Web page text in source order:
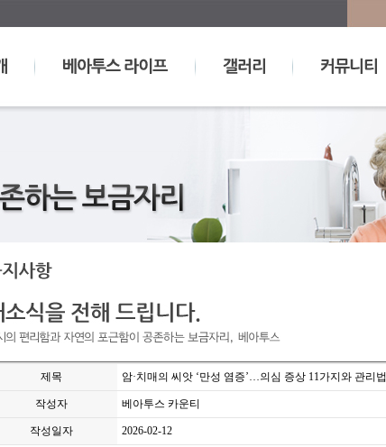
제목 암·치매의 씨앗 ‘만성 염증’…의심 증상 11가지와 관리법
작성자 베아투스 카운티
작성일자 2026-02-12